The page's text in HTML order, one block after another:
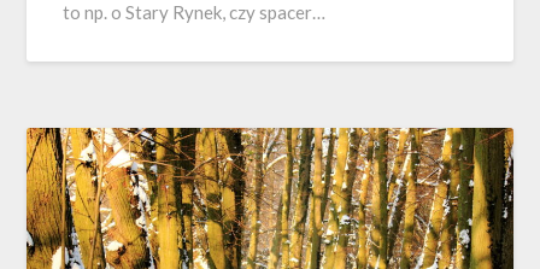
to np. o Stary Rynek, czy spacer…